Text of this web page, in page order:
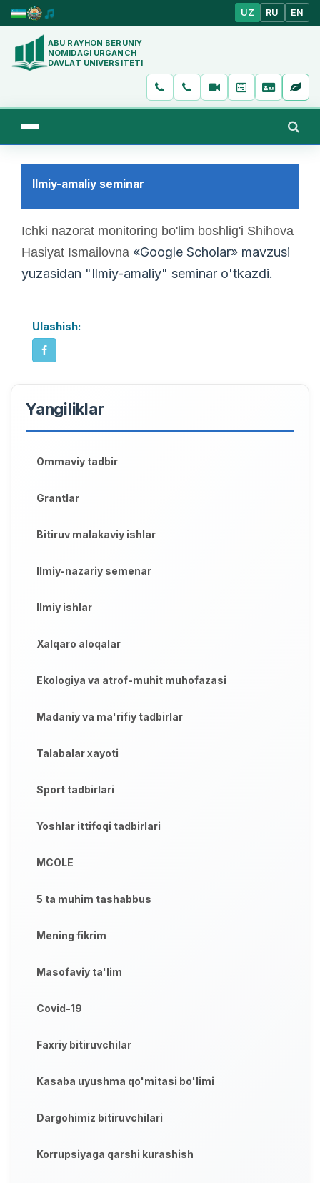
UZ RU EN
ABU RAYHON BERUNIY
NOMIDAGI URGANCH
DAVLAT UNIVERSITETI
Ilmiy-amaliy seminar
Ichki nazorat monitoring bo'lim boshlig'i Shihova
Hasiyat Ismailovna «Google Scholar» mavzusi
yuzasidan "Ilmiy-amaliy" seminar o'tkazdi.
Ulashish:
Yangiliklar
Ommaviy tadbir
Grantlar
Bitiruv malakaviy ishlar
Ilmiy-nazariy semenar
Ilmiy ishlar
Xalqaro aloqalar
Ekologiya va atrof-muhit muhofazasi
Madaniy va ma'rifiy tadbirlar
Talabalar xayoti
Sport tadbirlari
Yoshlar ittifoqi tadbirlari
MCOLE
5 ta muhim tashabbus
Mening fikrim
Masofaviy ta'lim
Covid-19
Faxriy bitiruvchilar
Kasaba uyushma qo'mitasi bo'limi
Dargohimiz bitiruvchilari
Korrupsiyaga qarshi kurashish